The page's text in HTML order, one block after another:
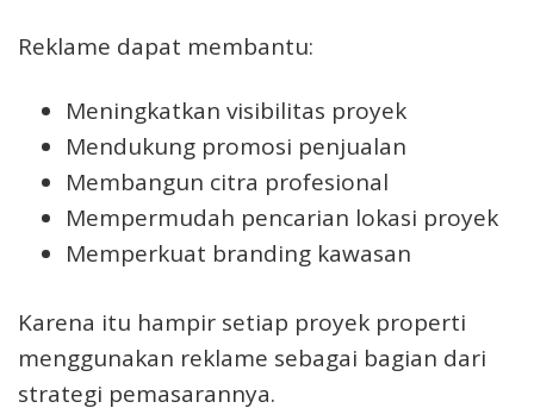
Reklame dapat membantu:
Meningkatkan visibilitas proyek
Mendukung promosi penjualan
Membangun citra profesional
Mempermudah pencarian lokasi proyek
Memperkuat branding kawasan
Karena itu hampir setiap proyek properti
menggunakan reklame sebagai bagian dari
strategi pemasarannya.